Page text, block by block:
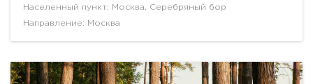
Населенный пункт: Москва, Серебряный бор
Направление: Москва